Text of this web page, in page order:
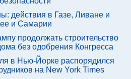
действия в Газе, Ливане и
и Самарии
продолжать строительство
без одобрения Конгресса
в Нью-Йорке распорядился
на New York Times